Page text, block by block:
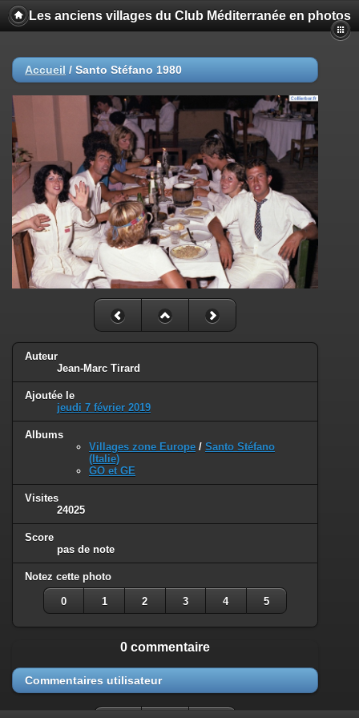
Les anciens villages du Club Méditerranée en photos
Accueil / Santo Stéfano 1980
Auteur
Jean-Marc Tirard
Ajoutée le
jeudi 7 février 2019
Albums
Villages zone Europe / Santo Stéfano
(Italie)
GO et GE
Visites
24025
Score
pas de note
Notez cette photo
0 1 2 3 4 5
0 commentaire
Commentaires utilisateur